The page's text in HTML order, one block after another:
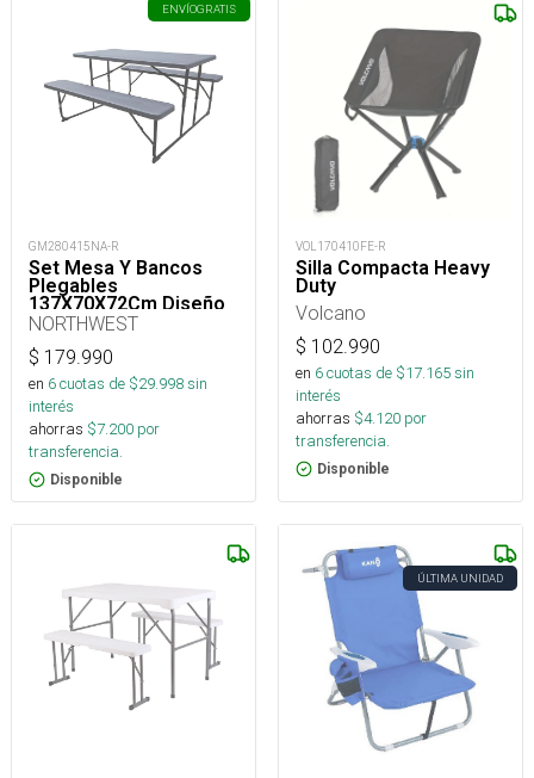
ENVÍOGRATIS
GM280415NA-R
Set Mesa Y Bancos
Plegables
137X70X72Cm Diseño
Madera
NORTHWEST
$ 179.990
en 6cuotas de $29.998sin
interés
ahorras $7.200 por
transferencia.
Disponible
VOL170410FE-R
Silla Compacta Heavy
Duty
Volcano
$ 102.990
en 6cuotas de $17.165sin
interés
ahorras $4.120 por
transferencia.
Disponible
ÚLTIMA UNIDAD